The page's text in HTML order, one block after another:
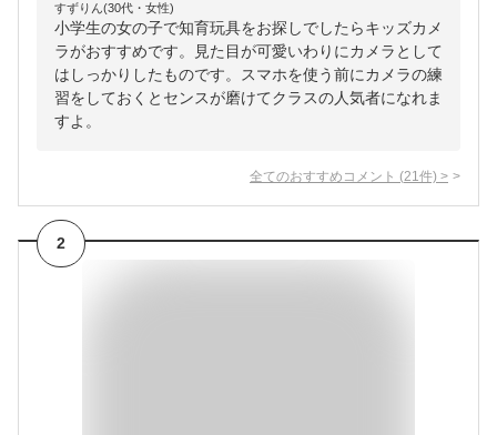
すずりん(30代・女性)
小学生の女の子で知育玩具をお探しでしたらキッズカメ
ラがおすすめです。見た目が可愛いわりにカメラとして
はしっかりしたものです。スマホを使う前にカメラの練
習をしておくとセンスが磨けてクラスの人気者になれま
すよ。
全てのおすすめコメント (21 件) >
2